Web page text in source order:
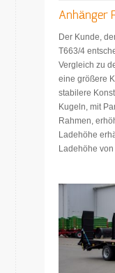
Anhänger
Der Kunde,
T663/4
Vergleich zu
eine größere
stabilere
Kugeln, mit
Rahmen,
Ladehöhe
Ladehöhe